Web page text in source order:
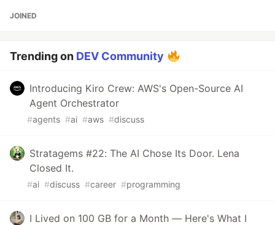
JOINED
Trending on DEV Community
Introducing Kiro Crew: AWS's Open-Source AI
Agent Orchestrator
#agents #ai #aws #discuss
Stratagems #22: The AI Chose Its Door. Lena
Closed It.
#ai #discuss #career #programming
I Lived on 100 GB for a Month — Here's What I